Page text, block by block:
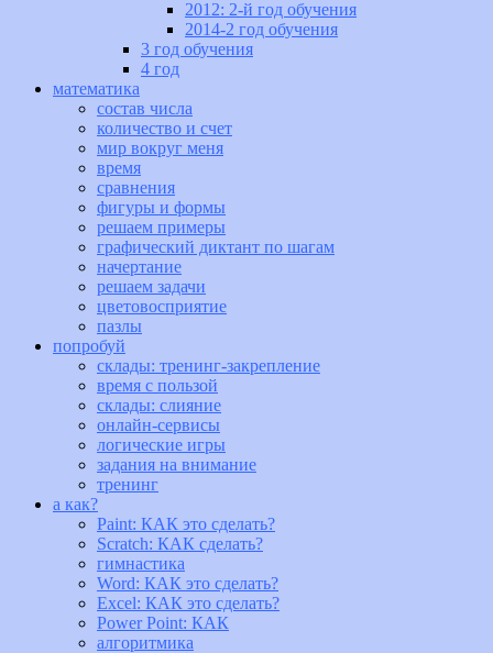
2012: 2-й год обучения
2014-2 год обучения
3 год обучения
4 год
математика
состав числа
количество и счет
мир вокруг меня
время
сравнения
фигуры и формы
решаем примеры
графический диктант по шагам
начертание
решаем задачи
цветовосприятие
пазлы
попробуй
склады: тренинг-закрепление
время с пользой
склады: слияние
онлайн-сервисы
логические игры
задания на внимание
тренинг
а как?
Paint: КАК это сделать?
Scratch: КАК сделать?
гимнастика
Word: КАК это сделать?
Excel: КАК это сделать?
Power Point: КАК
алгоритмика